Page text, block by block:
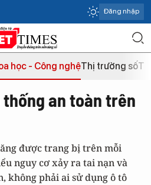
Đăng nhập
học - Công nghệThị trường số
thống an toàn trên
được trang bị trên mỗi
nguy cơ xảy ra tai nạn và
không phải ai sử dụng ô tô